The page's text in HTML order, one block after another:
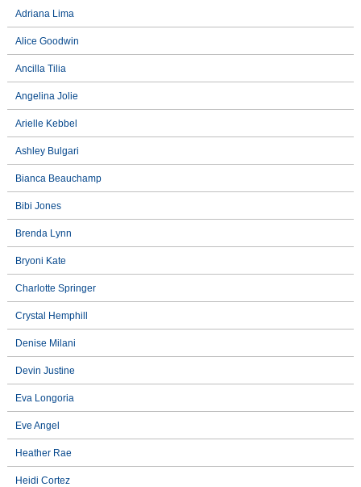
Adriana Lima
Alice Goodwin
Ancilla Tilia
Angelina Jolie
Arielle Kebbel
Ashley Bulgari
Bianca Beauchamp
Bibi Jones
Brenda Lynn
Bryoni Kate
Charlotte Springer
Crystal Hemphill
Denise Milani
Devin Justine
Eva Longoria
Eve Angel
Heather Rae
Heidi Cortez